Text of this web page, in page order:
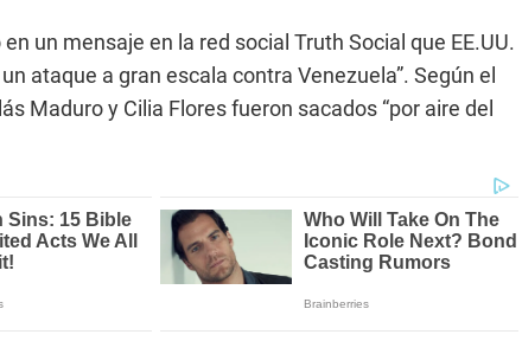
un mensaje en la red social Truth Social que EE.UU.
un ataque a gran escala contra Venezuela”. Según el
Maduro y Cilia Flores fueron sacados “por aire del